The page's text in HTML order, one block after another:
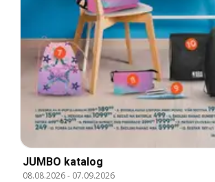
JUMBO katalog
08.08.2026- 07.09.2026